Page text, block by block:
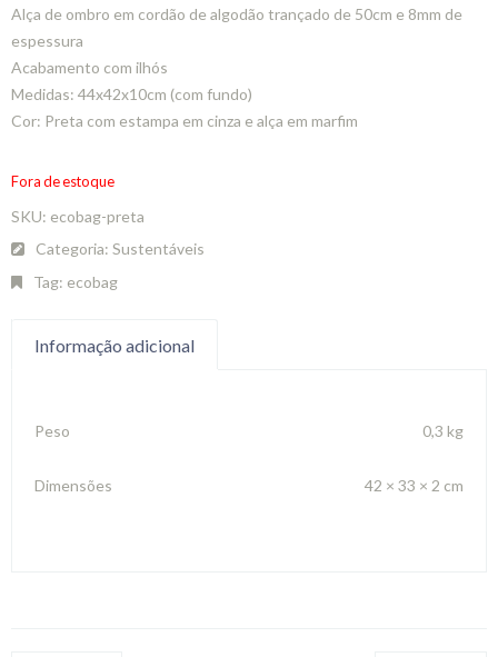
Alça de ombro em cordão de algodão trançado de 50cm e 8mm de
espessura
Acabamento com ilhós
Medidas: 44x42x10cm (com fundo)
Cor: Preta com estampa em cinza e alça em marfim
Fora de estoque
SKU: ecobag-preta
Categoria: Sustentáveis
Tag: ecobag
Informação adicional
Peso 0,3 kg
Dimensões 42 × 33 × 2 cm